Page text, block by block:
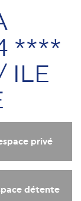
****
ILE
privé
détente